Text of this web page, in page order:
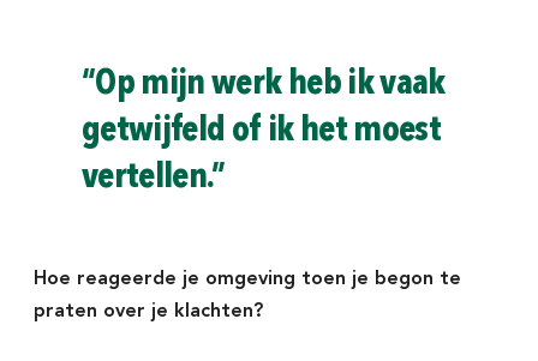
“Op mijn werk heb ik vaak
getwijfeld of ik het moest
vertellen.”
Hoe reageerde je omgeving toen je begon te
praten over je klachten?